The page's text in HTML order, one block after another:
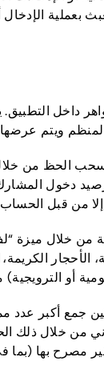
التطبيق.
ويتم
الحظ من
دخول
إلا من قبل
خلال ميزة
أو
جمع أكبر
الإدخالات بشكل